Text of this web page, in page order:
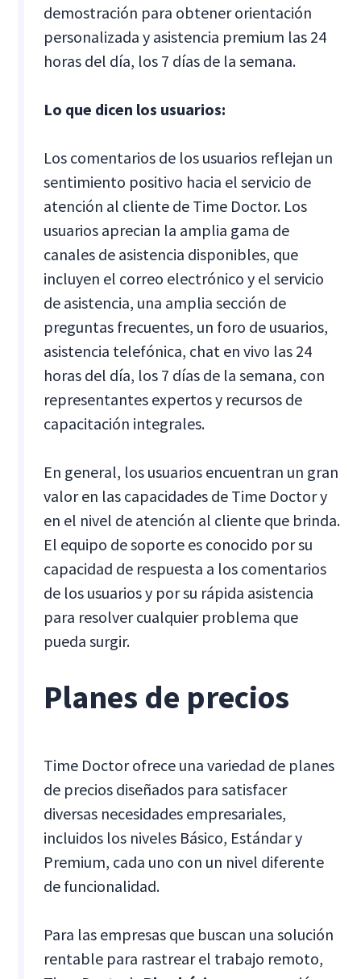
demostración para obtener orientación
personalizada y asistencia premium las 24
horas del día, los 7 días de la semana.
Lo que dicen los usuarios:
Los comentarios de los usuarios reflejan un
sentimiento positivo hacia el servicio de
atención al cliente de Time Doctor. Los
usuarios aprecian la amplia gama de
canales de asistencia disponibles, que
incluyen el correo electrónico y el servicio
de asistencia, una amplia sección de
preguntas frecuentes, un foro de usuarios,
asistencia telefónica, chat en vivo las 24
horas del día, los 7 días de la semana, con
representantes expertos y recursos de
capacitación integrales.
En general, los usuarios encuentran un gran
valor en las capacidades de Time Doctor y
en el nivel de atención al cliente que brinda.
El equipo de soporte es conocido por su
capacidad de respuesta a los comentarios
de los usuarios y por su rápida asistencia
para resolver cualquier problema que
pueda surgir.
Planes de precios
Time Doctor ofrece una variedad de planes
de precios diseñados para satisfacer
diversas necesidades empresariales,
incluidos los niveles Básico, Estándar y
Premium, cada uno con un nivel diferente
de funcionalidad.
Para las empresas que buscan una solución
rentable para rastrear el trabajo remoto,